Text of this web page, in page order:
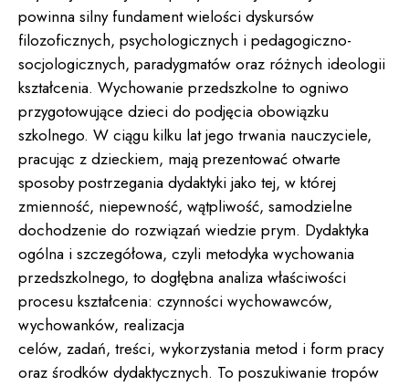
powinna silny fundament wielości dyskursów
filozoficznych, psychologicznych i pedagogiczno-
socjologicznych, paradygmatów oraz różnych ideologii
kształcenia. Wychowanie przedszkolne to ogniwo
przygotowujące dzieci do podjęcia obowiązku
szkolnego. W ciągu kilku lat jego trwania nauczyciele,
pracując z dzieckiem, mają prezentować otwarte
sposoby postrzegania dydaktyki jako tej, w której
zmienność, niepewność, wątpliwość, samodzielne
dochodzenie do rozwiązań wiedzie prym. Dydaktyka
ogólna i szczegółowa, czyli metodyka wychowania
przedszkolnego, to dogłębna analiza właściwości
procesu kształcenia: czynności wychowawców,
wychowanków, realizacja
celów, zadań, treści, wykorzystania metod i form pracy
oraz środków dydaktycznych. To poszukiwanie tropów